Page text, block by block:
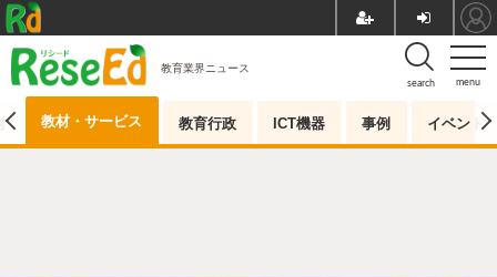
menu
search
教育業界ニュース
教材・サービス 教育行政 ICT機器 事例 イベント